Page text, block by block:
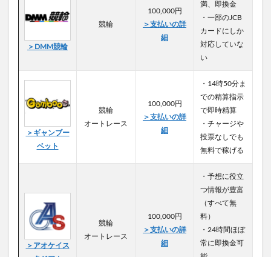
＞DMM競輪
競輪
100,000円
＞支払いの詳
細
満、即換金
・一部のJCB
カードにしか
対応していな
い
＞ギャンブー
ベット
競輪
オートレース
100,000円
＞支払いの詳
細
・14時50分ま
での精算指示
で即時精算
・チャージや
投票なしでも
無料で稼げる
＞アオケイス
競輪
オートレース
100,000円
＞支払いの詳
細
・予想に役立
つ情報が豊富
（すべて無
料）
・24時間ほぼ
常に即換金可